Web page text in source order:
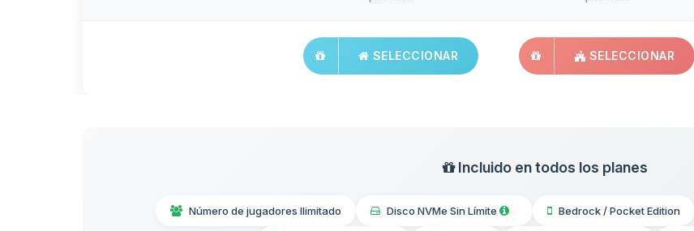
SELECCIONAR SELECCIONAR
Incluido en todos los planes
Número de jugadores Ilimitado Disco NVMe Sin Límite Bedrock / Pocket Edition